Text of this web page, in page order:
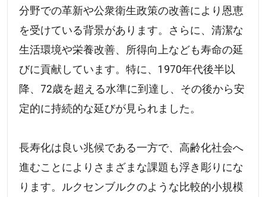
分野での革新や公衆衛生政策の改善により恩恵
を受けている背景があります。さらに、清潔な
生活環境や栄養改善、所得向上なども寿命の延
びに貢献しています。特に、1970年代後半以
降、72歳を超える水準に到達し、その後から安
定的に持続的な延びが見られました。
長寿化は良い兆候である一方で、高齢化社会へ
進むことによりさまざまな課題も浮き彫りにな
ります。ルクセンブルクのような比較的小規模